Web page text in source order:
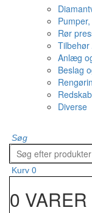
Rør
Anlæg
Beslag
Diverse
Søg
Kurv 0
0